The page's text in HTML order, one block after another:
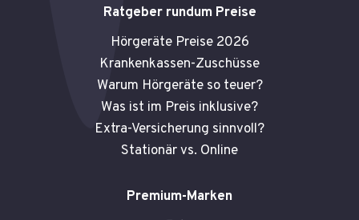
Ratgeber rundum Preise
Hörgeräte Preise 2026
Krankenkassen-Zuschüsse
Warum Hörgeräte so teuer?
Was ist im Preis inklusive?
Extra-Versicherung sinnvoll?
Stationär vs. Online
Premium-Marken